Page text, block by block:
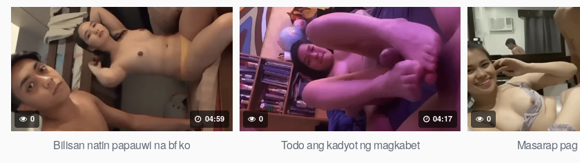
0 04:59
Bilisan natin papauwi na bf ko
0 04:17
Todo ang kadyot ng magkabet
0
Masarap